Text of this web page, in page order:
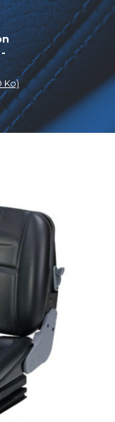
Ko)